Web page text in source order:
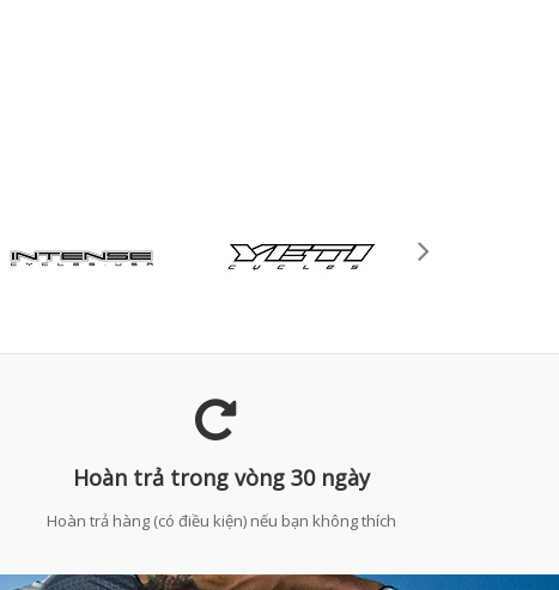
Hoàn trả trong vòng 30 ngày
Hoàn trả hàng (có điều kiện) nếu bạn không thích